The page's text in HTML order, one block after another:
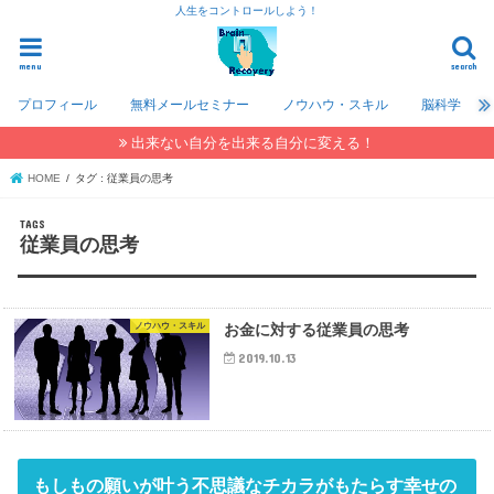
人生をコントロールしよう！
search
menu
プロフィール 無料メールセミナー ノウハウ・スキル 脳科学
出来ない自分を出来る自分に変える！
HOME タグ : 従業員の思考
従業員の思考
ノウハウ・スキル お金に対する従業員の思考
2019.10.13
もしもの願いが叶う不思議なチカラがもたらす幸せの